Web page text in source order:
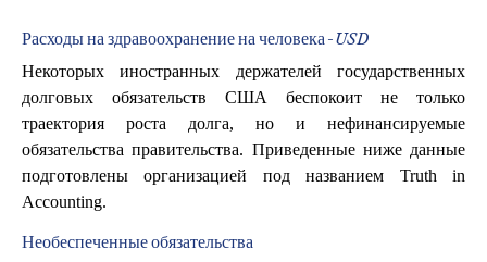
Расходы на здравоохранение на человека - USD
Некоторых иностранных держателей государственных
долговых обязательств США беспокоит не только
траектория роста долга, но и нефинансируемые
обязательства правительства. Приведенные ниже данные
подготовлены организацией под названием Truth in
Accounting.
Необеспеченные обязательства